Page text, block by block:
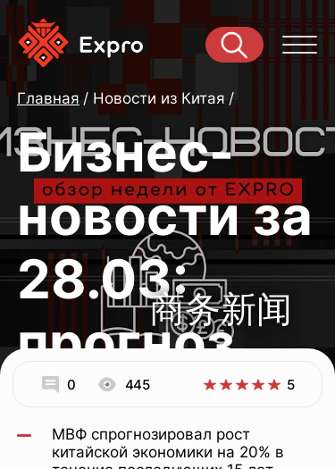
商务新闻
Главная Новости из Китая
Бизнес-
новости за
28.03:
прогноз
МВФ,
0 445 5
МВФ спрогнозировал рост
китайской экономики на 20% в